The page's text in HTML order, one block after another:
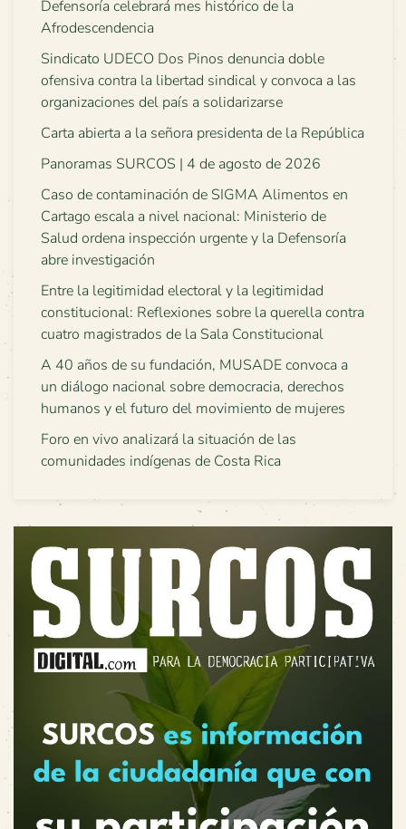
Defensoría celebrará mes histórico de la
Afrodescendencia
Sindicato UDECO Dos Pinos denuncia doble
ofensiva contra la libertad sindical y convoca a las
organizaciones del país a solidarizarse
Carta abierta a la señora presidenta de la República
Panoramas SURCOS | 4 de agosto de 2026
Caso de contaminación de SIGMA Alimentos en
Cartago escala a nivel nacional: Ministerio de
Salud ordena inspección urgente y la Defensoría
abre investigación
Entre la legitimidad electoral y la legitimidad
constitucional: Reflexiones sobre la querella contra
cuatro magistrados de la Sala Constitucional
A 40 años de su fundación, MUSADE convoca a
un diálogo nacional sobre democracia, derechos
humanos y el futuro del movimiento de mujeres
Foro en vivo analizará la situación de las
comunidades indígenas de Costa Rica